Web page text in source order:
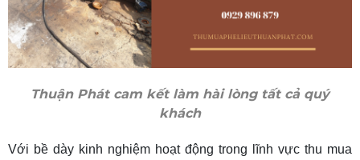
Thuận Phát cam kết làm hài lòng tất cả quý
khách
Với bề dày kinh nghiệm hoạt động trong lĩnh vực thu mua